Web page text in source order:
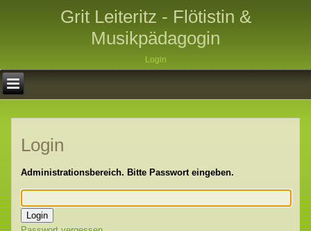
Grit Leiteritz - Flötistin &
Musikpädagogin
Login
Login
Administrationsbereich. Bitte Passwort eingeben.